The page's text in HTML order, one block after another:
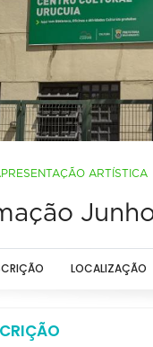
ARTÍSTICA
LOCALIZAÇÃO